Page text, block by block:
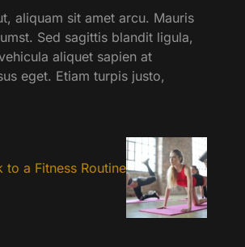
aliquam sit amet arcu. Mauris
Sed sagittis blandit ligula,
aliquet sapien at
eget. Etiam turpis justo,
to a Fitness Routine